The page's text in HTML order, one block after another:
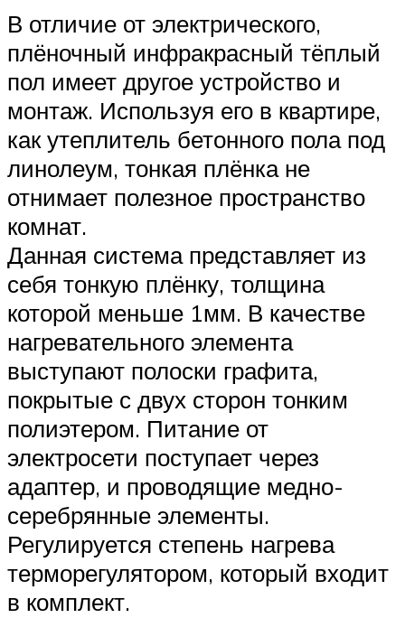
В отличие от электрического,
плёночный инфракрасный тёплый
пол имеет другое устройство и
монтаж. Используя его в квартире,
как утеплитель бетонного пола под
линолеум, тонкая плёнка не
отнимает полезное пространство
комнат.
Данная система представляет из
себя тонкую плёнку, толщина
которой меньше 1мм. В качестве
нагревательного элемента
выступают полоски графита,
покрытые с двух сторон тонким
полиэтером. Питание от
электросети поступает через
адаптер, и проводящие медно-
серебрянные элементы.
Регулируется степень нагрева
терморегулятором, который входит
в комплект.